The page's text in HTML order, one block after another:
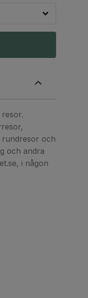
och
och andra
i någon